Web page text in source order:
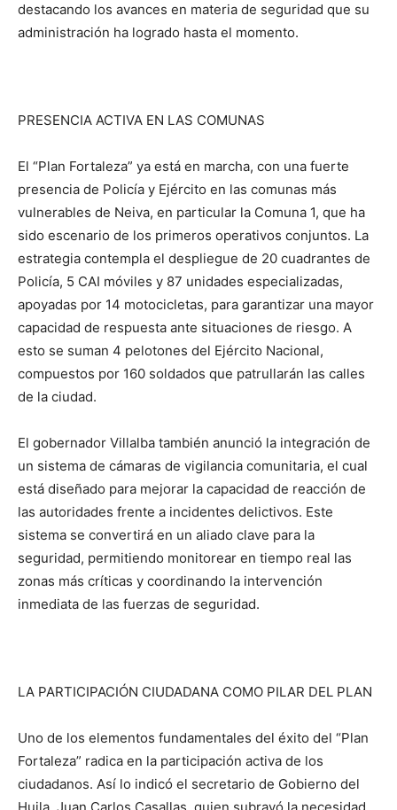
destacando los avances en materia de seguridad que su
administración ha logrado hasta el momento.
PRESENCIA ACTIVA EN LAS COMUNAS
El “Plan Fortaleza” ya está en marcha, con una fuerte
presencia de Policía y Ejército en las comunas más
vulnerables de Neiva, en particular la Comuna 1, que ha
sido escenario de los primeros operativos conjuntos. La
estrategia contempla el despliegue de 20 cuadrantes de
Policía, 5 CAI móviles y 87 unidades especializadas,
apoyadas por 14 motocicletas, para garantizar una mayor
capacidad de respuesta ante situaciones de riesgo. A
esto se suman 4 pelotones del Ejército Nacional,
compuestos por 160 soldados que patrullarán las calles
de la ciudad.
El gobernador Villalba también anunció la integración de
un sistema de cámaras de vigilancia comunitaria, el cual
está diseñado para mejorar la capacidad de reacción de
las autoridades frente a incidentes delictivos. Este
sistema se convertirá en un aliado clave para la
seguridad, permitiendo monitorear en tiempo real las
zonas más críticas y coordinando la intervención
inmediata de las fuerzas de seguridad.
LA PARTICIPACIÓN CIUDADANA COMO PILAR DEL PLAN
Uno de los elementos fundamentales del éxito del “Plan
Fortaleza” radica en la participación activa de los
ciudadanos. Así lo indicó el secretario de Gobierno del